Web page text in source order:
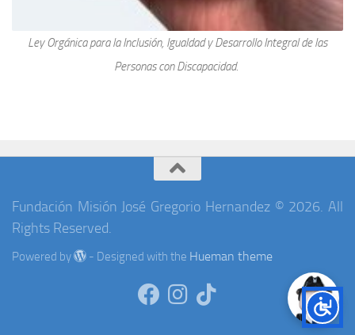
Ley Orgánica para la Inclusión, Igualdad y Desarrollo Integral de las
Personas con Discapacidad.
Fundación Misión José Gregorio Hernandez © 2026. All
Rights Reserved.
Powered by - Designed with the Hueman theme